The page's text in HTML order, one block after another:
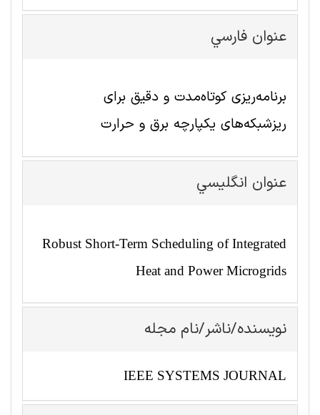
عنوان فارسي
برنامه‌ریزی کوتاه‌مدت و دقیق برای
ریزشبکه‌های یکپارچه برق و حرارت
عنوان انگليسي
Robust Short-Term Scheduling of Integrated
Heat and Power Microgrids
نویسنده/ناشر/نام مجله
IEEE SYSTEMS JOURNAL